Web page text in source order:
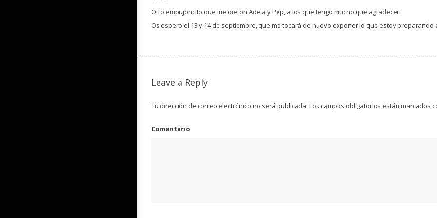
Otro empujoncito que me dieron Adela y Pep, a los que tengo mucho que agradecer.
Os espero el 13 y 14 de septiembre, que me tocará de nuevo exponer lo que estoy preparando
Leave a Reply
Tu dirección de correo electrónico no será publicada. Los campos obligatorios están marcados
Comentario